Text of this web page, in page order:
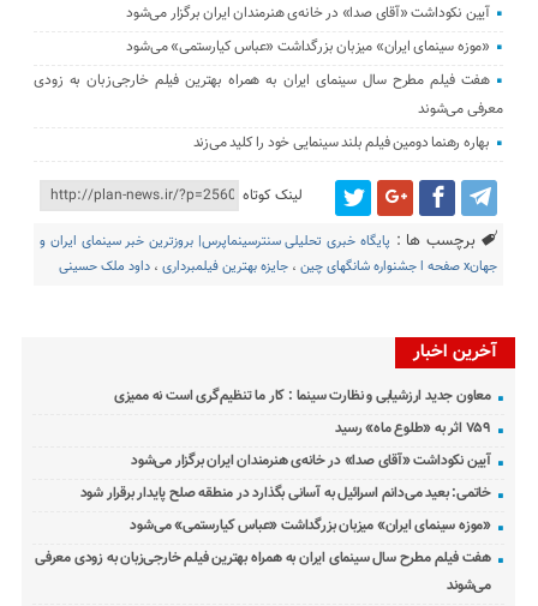
آیین نکوداشت «آقای صدا» در خانه‌ی هنرمندان ایران برگزار می‌شود
«موزه سینمای ایران» میزبان بزرگداشت «عباس کیارستمی» می‌شود
هفت فیلم مطرح سال سینمای ایران به همراه بهترین فیلم خارجی‌زبان به زودی
معرفی می‌شوند
بهاره رهنما دومین فیلم بلند سینمایی خود را کلید می‌زند
لینک کوتاه
برچسب ها : پایگاه خبری تحلیلی سنترسینماپرس| بروزترین خبر سینمای ایران و
جهانx صفحه ا جشنواره شانگهای چین
،جایزه بهترین فیلمبرداری ،داود ملک حسینی
آخرین اخبار
معاون جدید ارزشیابی و نظارت سینما : کار ما تنظیم‌گری است نه ممیزی
۷۵۹ اثر به «طلوع ماه» رسید
آیین نکوداشت «آقای صدا» در خانه‌ی هنرمندان ایران برگزار می‌شود
خاتمی: بعید می‌دانم اسرائیل به آسانی بگذارد در منطقه صلح پایدار برقرار شود
«موزه سینمای ایران» میزبان بزرگداشت «عباس کیارستمی» می‌شود
هفت فیلم مطرح سال سینمای ایران به همراه بهترین فیلم خارجی‌زبان به زودی معرفی
می‌شوند